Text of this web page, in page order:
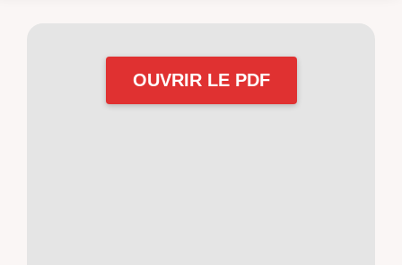
OUVRIR LE PDF